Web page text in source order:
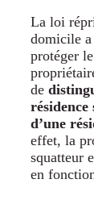
La loi
domicile
protéger
de
résidence
d’une
effet, la
squatteur
en